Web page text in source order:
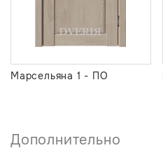
Марсельяна 1 - ПО
Дополнительно